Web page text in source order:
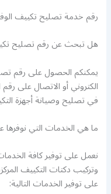
رقم خدمة تصليح تكييف
هل تبحث عن رقم تصليح
يمكنكم الحصول على رقم
الكتروني أو الاتصال على
في تصليح وصيانة أجهزة
ما هي الخدمات التي نوفرها
نعمل على توفير كافة
وتركيب دكتات التكييف
على توفير الخدمات التالية: